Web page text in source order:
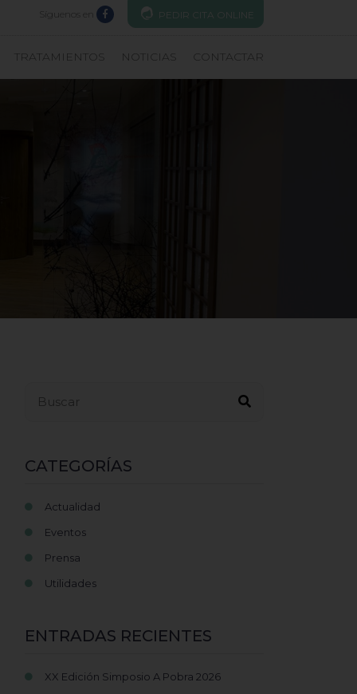
Síguenos en PEDIR CITA ONLINE
TRATAMIENTOS NOTICIAS CONTACTAR
CATEGORÍAS
Actualidad
Eventos
Prensa
Utilidades
ENTRADAS RECIENTES
XX Edición Simposio A Pobra 2026